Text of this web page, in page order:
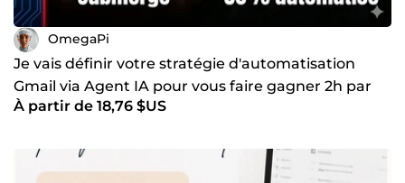
OmegaPi
Je vais définir votre stratégie d'automatisation
Gmail via Agent IA pour vous faire gagner 2h par
jour
À partir de 18,76 $US